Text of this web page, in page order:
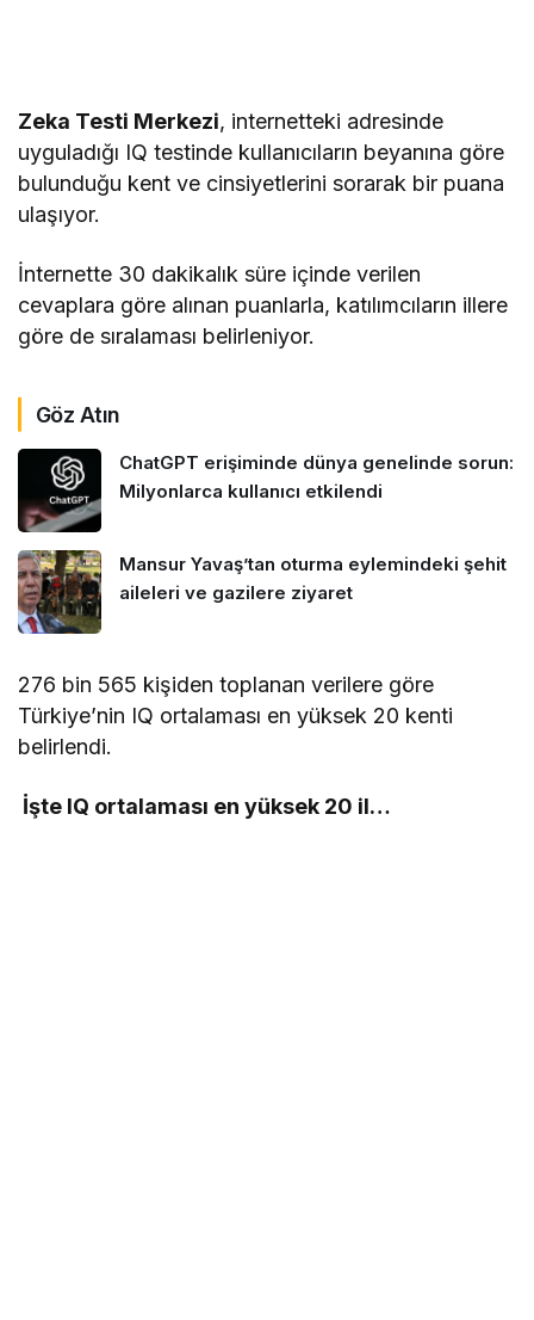
Zeka Testi Merkezi, internetteki adresinde
uyguladığı IQ testinde kullanıcıların beyanına göre
bulunduğu kent ve cinsiyetlerini sorarak bir puana
ulaşıyor.
İnternette 30 dakikalık süre içinde verilen
cevaplara göre alınan puanlarla, katılımcıların illere
göre de sıralaması belirleniyor.
Göz Atın
ChatGPT erişiminde dünya genelinde sorun:
Milyonlarca kullanıcı etkilendi
Mansur Yavaş’tan oturma eylemindeki şehit
aileleri ve gazilere ziyaret
276 bin 565 kişiden toplanan verilere göre
Türkiye’nin IQ ortalaması en yüksek 20 kenti
belirlendi.
İşte IQ ortalaması en yüksek 20 il…